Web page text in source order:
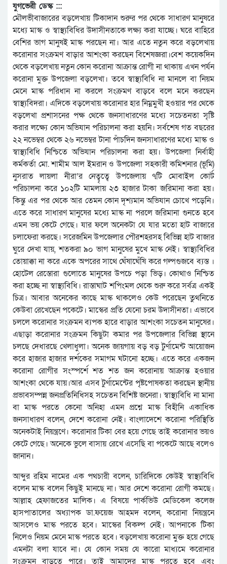
যুগভেরী ডেস্ক :::
মৌলভীবাজারের বড়লেখায় টিকাদান শুরুর পর থেকে সাধারণ মানু্ষরে
মধ্যে মাস্ক ও স্বাস্থ্যবিধির উদাসীনতাকে লক্ষ্য করা যাচ্ছে। ঘরে বাহিরে
বেশির ভাগ মানুষই মাস্ক পরছেন না। আর এতে নতুন করে বড়লেখায়
করোনার সংক্রমণ বাড়ার আশংকা করছেন বিশেষজ্ঞরা।বেশ কয়েকদিন
থেকে বড়লেখায় নতুন কোন করোনা আক্রান্ত রোগী না থাকায় এখন পর্যন
করোনা মুক্ত উপজেলা বড়লেখা। তবে স্বাস্থ্যবিধি না মানলে বা নিয়ম
মেনে মাস্ক পরিধান না করলে সংক্রমণ বাড়বে বলে মনে করছেন
স্বাস্থ্যবিদরা। এদিকে বড়লেখায় করোনার হার নিম্নমুখী হওয়ার পর থেকে
বড়লেখা প্রশাসনের পক্ষ থেকে জনসাধারণের মধ্যে সচেতনতা সৃষ্টি
করার লক্ষ্যে কোন অভিযান পরিচালনা করা হয়নি। সর্বশেষ গত বছরের
২২ নভেম্বর থেকে ২৬ নভেম্বর টানা পাঁচদিন জনসাধারণের মধ্যে মাস্ক ও
স্বাস্থ্যবিধি নিশ্চিতে অভিযান পরিচালনা করা হয়। উপজেলা নির্বাহী
কর্মকর্তা মো. শামীম আল ইমরান ও উপজেলা সহকারী কমিশনার (ভূমি)
নুসরাত লায়লা নীরা’র নেত্বৃত্বে উপজেলায় ৭টি মোবাইল কোর্ট
পরিচালনা করে ১০২টি মামলায় ২৩ হাজার টাকা জরিমানা করা হয়।
কিন্তু এর পর থেকে আর তেমন কোন দৃশ্যমান অভিযান চোখে পড়েনি।
এতে করে সাধারণ মানুষের মধ্যে মাস্ক না পরলে জরিমানা গুনতে হবে
এমন ভয় কেটে গেছে। যার ফলে অনেকটা যে যার মতো হাট বাজারে
চলাফেরা করছে। সরেজমিন উপজেলার পৌরশহরসহ বিভিন্ন হাট বাজার
ঘুরে দেখা যায়, শতকরা ৯০ ভাগ মানুষের মুখে মাস্ক নেই। স্বাস্থ্যবিধির
তোয়াক্কা না করে একে অপরের সাথে ঘেঁষাঘেঁষি করে গল্পগুজবে ব্যস্ত ।
হোটেল রেস্তোরা গুলোতে মানুষের উপচে পড়া ভিড়। কোথাও নিশ্চিত
করা হচ্ছে না স্বাস্থ্যবিধি। রাস্তাঘাট শপিংমল থেকে শুরু করে সর্বত্র একই
চিত্র। আবার অনেকের কাছে মাস্ক থাকলেও কেউ পরেছেন তুথনিতে
কেউবা রেখেছেন পকেটে। মাস্কের প্রতি যেনো চরম উদাসীনতা। এভাবে
চললে করোনার সংক্রমন ব্যপক হারে বাড়ার আশংকা সচেতন মানুষের।
এছাড়া করোনার সংক্রমন কিছুটা কমার পর উপজেলার বিভিন্ন স্থানে
চলছে দেধারছে খেলাধুলা। অনেক জায়গায় বড় বড় টুর্ণামেন্ট আয়োজন
করে হাজার হাজার দর্শকের সমাগম ঘটানো হচ্ছে। এতে করে একজন
করোনা রোগীর সংস্পর্শে শত শত জন করোনায় আক্রান্ত হওয়ার
আশংকা থেকে যায়।আর এসব টুর্ণামেন্টের পৃষ্টপোষকতা করছেন স্থানীয়
প্রভাবসম্পন্ন জনপ্রতিনিধিসহ সচেতন বিশিষ্ট জনেরা। স্বাস্থ্যবিধি না মানা
বা মাস্ক পরতে কেনো অনিহা এমন প্রশ্নে মাস্ক বিহীনি একাধিক
জনসাধারণ বলেন, দেশে করোনা নেই। বাংলাদেশে করোনা পরিস্থিতি
অনেকটাই নিয়ন্ত্রণে। করোনার টিকা বের হয়ে গেছে তাই করোনার ভয়ও
কেটে গেছে। অনেকে ভুলে বাসায় রেখে এসেছি বা পকেটে আছে বলেও
জানান।
আব্দুর রহিম নামের এক পথচারী বলেন, চারিদিকে কেউই স্বাস্থ্যবিধি
বলেন মাস্ক বলেন কিছুই মানছে না। আর দেশে করোনা রোগী কমছে।
আল্লাহ হেফাজতের মালিক। এ বিষয়ে পার্কভিউ মেডিকেল কলেজ
হাসপাতালের অধ্যাপক ডা.ফয়েজ আহমদ বলেন, করোনা নিয়ন্ত্রনে
আসলেও মাস্ক পরতে হবে। মাস্কের বিকল্প নেই। আপনাকে টিকা
নিলেও নিয়ম মেনে মাস্ক পরতে হবে। বড়লেখায় করোনা মুক্ত হয়ে গেছে
এমনটা বলা যাবে না। যে কোন সময় যে কারো মাধ্যমে করোনার
সংক্রমন বাড়তে পারে। তাই আমাদের মাস্ক পরতে হবে এবং